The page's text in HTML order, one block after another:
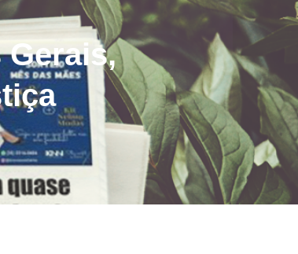
Gerais,